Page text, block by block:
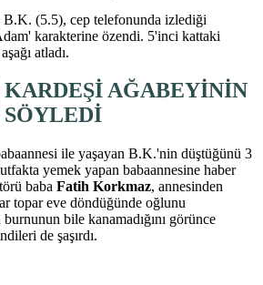
(5.5), cep telefonunda izlediği
karakterine özendi. 5'inci kattaki
atladı.
AĞABEYİNİN
SÖYLEDİ
ile yaşayan B.K.'nin düştüğünü 3
yemek yapan babaannesine haber
baba Fatih Korkmaz, annesinden
topar eve döndüğünde oğlunu
bile kanamadığını görünce
de şaşırdı.